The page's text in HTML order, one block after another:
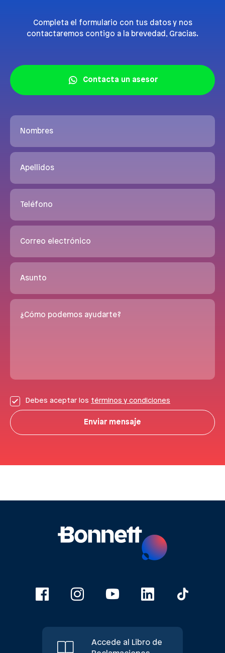
Completa el formulario con tus datos y nos
contactaremos contigo a la brevedad, Gracias.
Contacta un asesor
Nombres
Apellidos
Teléfono
Correo electrónico
Asunto
¿Cómo podemos ayudarte?
Debes aceptar los términos y condiciones
Enviar mensaje
Accede al Libro de